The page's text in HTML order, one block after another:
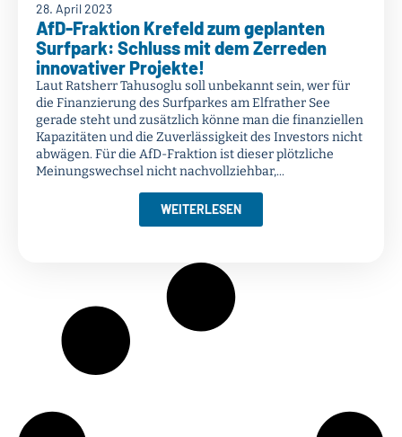
28. April 2023
AfD-Fraktion Krefeld zum geplanten
Surfpark: Schluss mit dem Zerreden
innovativer Projekte!
Laut Ratsherr Tahusoglu soll unbekannt sein, wer für
die Finanzierung des Surfparkes am Elfrather See
gerade steht und zusätzlich könne man die finanziellen
Kapazitäten und die Zuverlässigkeit des Investors nicht
abwägen. Für die AfD-Fraktion ist dieser plötzliche
Meinungswechsel nicht nachvollziehbar,...
WEITERLESEN